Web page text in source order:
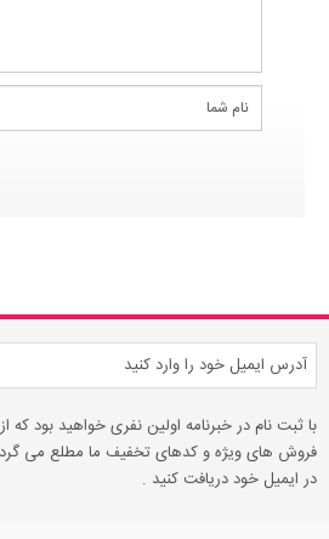
با ثبت نام در خبرنامه اولین نفری خواهید بود که
فروش های ویژه و کدهای تخفیف ما مطلع می
در ایمیل خود دریافت کنید .